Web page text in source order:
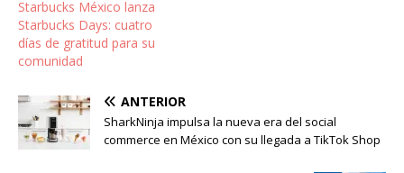
Starbucks México lanza
Starbucks Days: cuatro
días de gratitud para su
comunidad
ANTERIOR
SharkNinja impulsa la nueva era del social
commerce en México con su llegada a TikTok Shop